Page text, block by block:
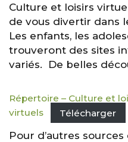
Culture et loisirs
de vous divertir dans
Les enfants, les
trouveront des sites
variés. De belles
Répertoire – Culture et
virtuels
Télécharger
Pour d’autres